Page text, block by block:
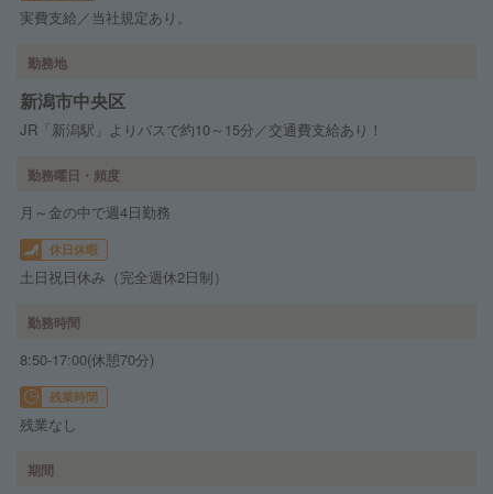
実費支給／当社規定あり。
勤務地
新潟市中央区
JR「新潟駅」よりバスで約10～15分／交通費支給あり！
勤務曜日・頻度
月～金の中で週4日勤務
休日休暇
土日祝日休み（完全週休2日制）
勤務時間
8:50-17:00(休憩70分)
残業時間
残業なし
期間